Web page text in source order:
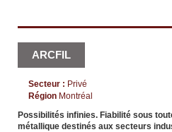
ARCFIL
Secteur : Privé
Région Montréal
Possibilités infinies. Fiabilité sous
métallique destinés aux secteurs